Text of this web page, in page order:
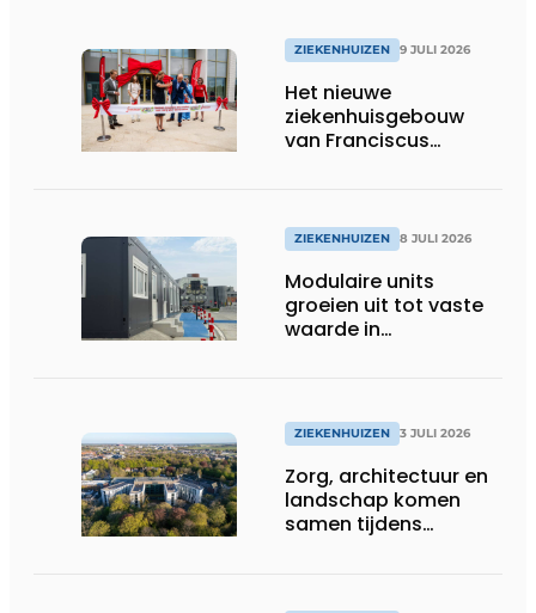
ZIEKENHUIZEN 9 JULI 2026
Het nieuwe
ziekenhuisgebouw
van Franciscus
ZIEKENHUIZEN 8 JULI 2026
Modulaire units
groeien uit tot vaste
waarde in
ZIEKENHUIZEN 3 JULI 2026
Zorg, architectuur en
landschap komen
samen tijdens